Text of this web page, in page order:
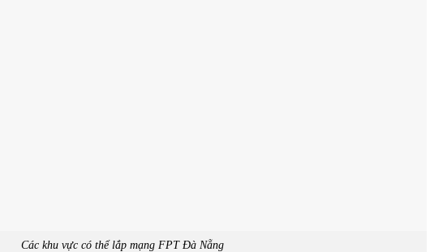
Các khu vực có thể lắp mạng FPT Đà Nẵng